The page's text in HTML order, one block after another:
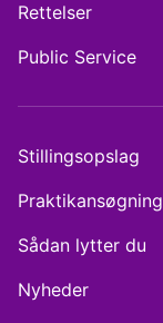
Rettelser
Public Service
Stillingsopslag
Praktikansøgning
Sådan lytter du
Nyheder